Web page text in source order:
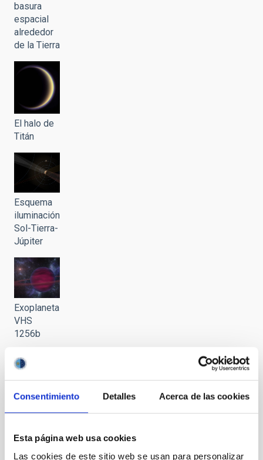
Consentimiento Detalles Acerca de las cookies
Esta página web usa cookies
Las cookies de este sitio web se usan para personalizar
basura
espacial
alrededor
de la Tierra
El halo de
Titán
Esquema
iluminación
Sol-Tierra-
Júpiter
Exoplaneta
VHS
1256b
Incremento
de la
espacial
alrededor